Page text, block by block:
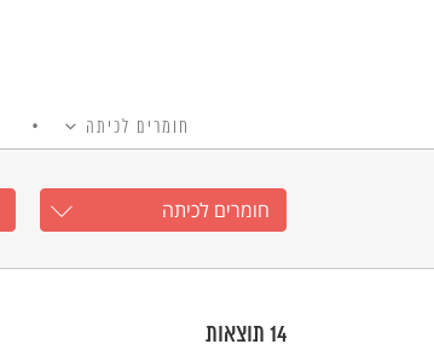
חומרים לכיתה
חומרים לכיתה
14 תוצאות